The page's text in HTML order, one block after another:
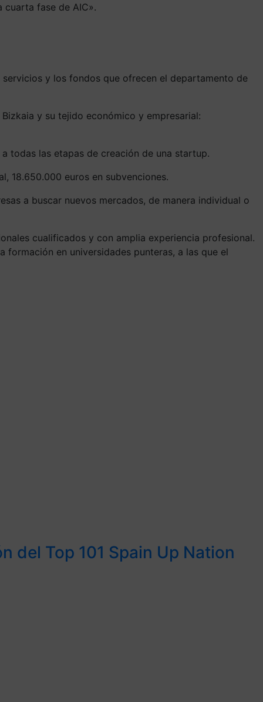
cuarta fase de AIC».
y los fondos que ofrecen el departamento de
y su tejido económico y empresarial:
todas las etapas de creación de una startup.
18.650.000 euros en subvenciones.
a buscar nuevos mercados, de manera individual o
cualificados y con amplia experiencia profesional.
en universidades punteras, a las que el
del Top 101 Spain Up Nation